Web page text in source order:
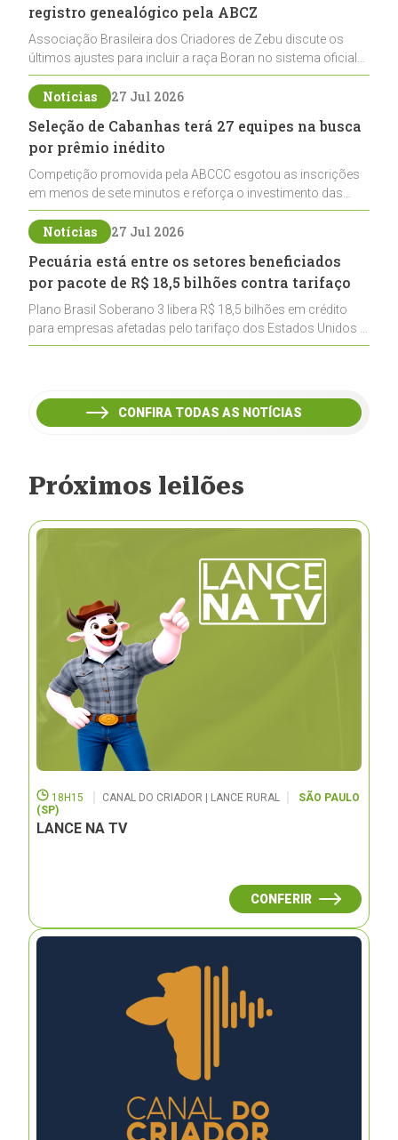
registro genealógico pela ABCZ
Associação Brasileira dos Criadores de Zebu discute os
últimos ajustes para incluir a raça Boran no sistema oficial
de registros, abrindo caminho para sua expansão na
pecuária nacional
Notícias 27 Jul 2026
Seleção de Cabanhas terá 27 equipes na busca
por prêmio inédito
Competição promovida pela ABCCC esgotou as inscrições
em menos de sete minutos e reforça o investimento das
cabanhas na seleção genética de Cavalos Crioulos voltados
ao laço
Notícias 27 Jul 2026
Pecuária está entre os setores beneficiados
por pacote de R$ 18,5 bilhões contra tarifaço
Plano Brasil Soberano 3 libera R$ 18,5 bilhões em crédito
para empresas afetadas pelo tarifaço dos Estados Unidos e
inclui a pecuária entre os setores estratégicos
CONFIRA TODAS AS NOTÍCIAS
Próximos leilões
18H15 CANAL DO CRIADOR | LANCE RURAL
SÃO PAULO
(SP)
LANCE NA TV
CONFERIR